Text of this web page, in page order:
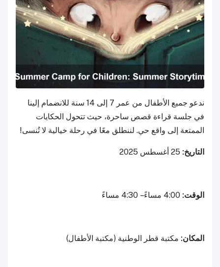
ندعو جميع الأطفال من عمر 7 إلى 14 سنة للانضمام إلينا
في جلسة قراءة قصص ساحرة، حيث تتحول الحكايات
الممتعة إلى واقع حي. لننطلق معًا في رحلة خيالية لا تُنسى!
التاريخ: 25 أغسطس 2025
الوقت: 4:00 مساءً – 4:30 مساءً
المكان: مكتبة قطر الوطنية (مكتبة الأطفال)